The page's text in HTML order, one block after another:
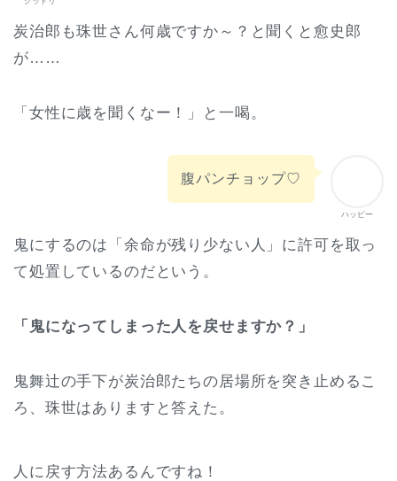
炭治郎も珠世さん何歳ですか～？と聞くと愈史郎
が……
「女性に歳を聞くなー！」と一喝。
ハッピー
腹パンチョップ♡
鬼にするのは「余命が残り少ない人」に許可を取っ
て処置しているのだという。
「鬼になってしまった人を戻せますか？」
鬼舞辻の手下が炭治郎たちの居場所を突き止めるこ
ろ、珠世はありますと答えた。
人に戻す方法あるんですね！